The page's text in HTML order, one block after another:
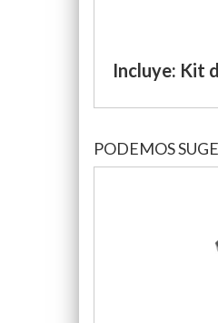
Incluye: Kit
PODEMOS